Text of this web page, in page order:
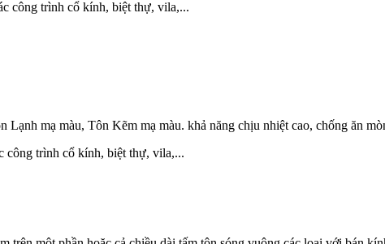
công trình cổ kính, biệt thự, vila,...
mạ màu, Tôn Kẽm mạ màu. khả năng chịu nhiệt cao, chống ăn
công trình cổ kính, biệt thự, vila,...